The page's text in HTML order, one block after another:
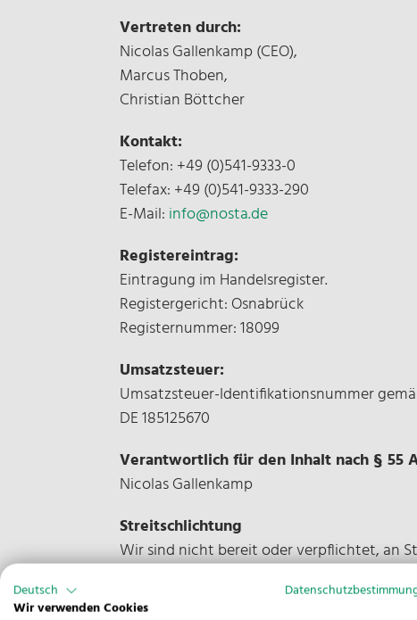
Vertreten durch:
Nicolas Gallenkamp (CEO),
Marcus Thoben,
Christian Böttcher
Kontakt:
Telefon: +49 (0)541-9333-0
Telefax: +49 (0)541-9333-290
E-Mail: info@nosta.de
Registereintrag:
Eintragung im Handelsregister.
Registergericht: Osnabrück
Registernummer: 18099
Umsatzsteuer:
Umsatzsteuer-Identifikationsnummer
DE 185125670
Verantwortlich für den Inhalt nach § 55
Nicolas Gallenkamp
Streitschlichtung
Wir sind nicht bereit oder verpflichtet, an
Code of Conduct
Deutsch
Wir verwenden Cookies